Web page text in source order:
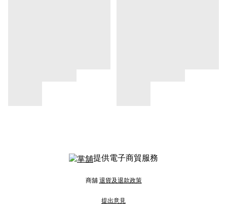
提供電子商貿服務
商舖 退貨及退款政策
提出意見